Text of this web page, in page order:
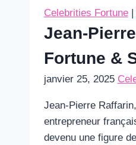
Celebrities Fortune|
Jean-
Fortune &
janvier 25, 2025
Jean-Pierre
entrepreneur
devenu une figure